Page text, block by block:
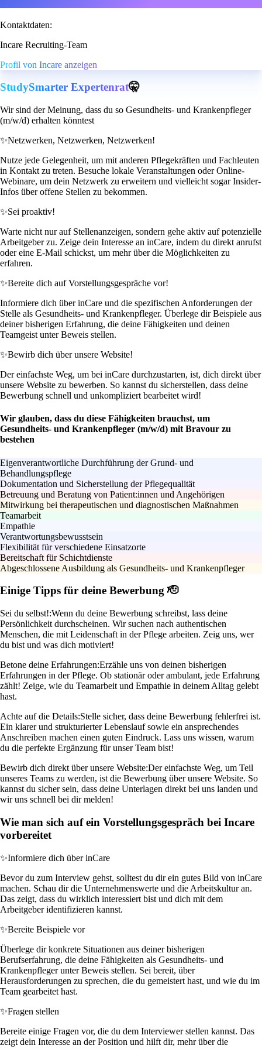
Kontaktdaten:
Incare Recruiting-Team
Profil von Incare anzeigen
StudySmarter Expertenrat🤫
Wir sind der Meinung, dass du so Gesundheits- und Krankenpfleger
(m/w/d) erhalten könntest
✨Netzwerken, Netzwerken, Netzwerken!
Nutze jede Gelegenheit, um mit anderen Pflegekräften und Fachleuten
in Kontakt zu treten. Besuche lokale Veranstaltungen oder Online-
Webinare, um dein Netzwerk zu erweitern und vielleicht sogar Insider-
Infos über offene Stellen zu bekommen.
✨Sei proaktiv!
Warte nicht nur auf Stellenanzeigen, sondern gehe aktiv auf potenzielle
Arbeitgeber zu. Zeige dein Interesse an inCare, indem du direkt anrufst
oder eine E-Mail schickst, um mehr über die Möglichkeiten zu
erfahren.
✨Bereite dich auf Vorstellungsgespräche vor!
Informiere dich über inCare und die spezifischen Anforderungen der
Stelle als Gesundheits- und Krankenpfleger. Überlege dir Beispiele aus
deiner bisherigen Erfahrung, die deine Fähigkeiten und deinen
Teamgeist unter Beweis stellen.
✨Bewirb dich über unsere Website!
Der einfachste Weg, um bei inCare durchzustarten, ist, dich direkt über
unsere Website zu bewerben. So kannst du sicherstellen, dass deine
Bewerbung schnell und unkompliziert bearbeitet wird!
Wir glauben, dass du diese Fähigkeiten brauchst, um
Gesundheits- und Krankenpfleger (m/w/d) mit Bravour zu
bestehen
Eigenverantwortliche Durchführung der Grund- und
Behandlungspflege
Dokumentation und Sicherstellung der Pflegequalität
Betreuung und Beratung von Patient:innen und Angehörigen
Mitwirkung bei therapeutischen und diagnostischen Maßnahmen
Teamarbeit
Empathie
Verantwortungsbewusstsein
Flexibilität für verschiedene Einsatzorte
Bereitschaft für Schichtdienste
Abgeschlossene Ausbildung als Gesundheits- und Krankenpfleger
Einige Tipps für deine Bewerbung 🫡
Sei du selbst!:Wenn du deine Bewerbung schreibst, lass deine
Persönlichkeit durchscheinen. Wir suchen nach authentischen
Menschen, die mit Leidenschaft in der Pflege arbeiten. Zeig uns, wer
du bist und was dich motiviert!
Betone deine Erfahrungen:Erzähle uns von deinen bisherigen
Erfahrungen in der Pflege. Ob stationär oder ambulant, jede Erfahrung
zählt! Zeige, wie du Teamarbeit und Empathie in deinem Alltag gelebt
hast.
Achte auf die Details:Stelle sicher, dass deine Bewerbung fehlerfrei ist.
Ein klarer und strukturierter Lebenslauf sowie ein ansprechendes
Anschreiben machen einen guten Eindruck. Lass uns wissen, warum
du die perfekte Ergänzung für unser Team bist!
Bewirb dich direkt über unsere Website:Der einfachste Weg, um Teil
unseres Teams zu werden, ist die Bewerbung über unsere Website. So
kannst du sicher sein, dass deine Unterlagen direkt bei uns landen und
wir uns schnell bei dir melden!
Wie man sich auf ein Vorstellungsgespräch bei Incare
vorbereitet
✨Informiere dich über inCare
Bevor du zum Interview gehst, solltest du dir ein gutes Bild von inCare
machen. Schau dir die Unternehmenswerte und die Arbeitskultur an.
Das zeigt, dass du wirklich interessiert bist und dich mit dem
Arbeitgeber identifizieren kannst.
✨Bereite Beispiele vor
Überlege dir konkrete Situationen aus deiner bisherigen
Berufserfahrung, die deine Fähigkeiten als Gesundheits- und
Krankenpfleger unter Beweis stellen. Sei bereit, über
Herausforderungen zu sprechen, die du gemeistert hast, und wie du im
Team gearbeitet hast.
✨Fragen stellen
Bereite einige Fragen vor, die du dem Interviewer stellen kannst. Das
zeigt dein Interesse an der Position und hilft dir, mehr über die